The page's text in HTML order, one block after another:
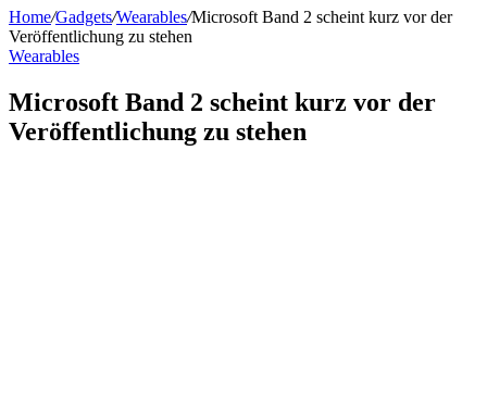
Home/Gadgets/Wearables/Microsoft Band 2 scheint kurz vor der
Veröffentlichung zu stehen
Wearables
Microsoft Band 2 scheint kurz vor der
Veröffentlichung zu stehen